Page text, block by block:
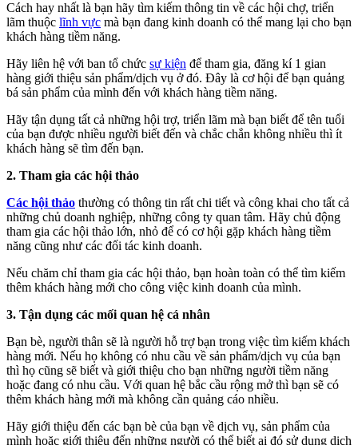
Cách hay nhất là bạn hãy tìm kiếm thông tin về các hội chợ, triển
lãm thuộc lĩnh vực mà bạn đang kinh doanh có thể mang lại cho bạn
khách hàng tiềm năng.
Hãy liên hệ với ban tổ chức sự kiện để tham gia, đăng kí 1 gian
hàng giới thiệu sản phẩm/dịch vụ ở đó. Đây là cơ hội để bạn quảng
bá sản phẩm của mình đến với khách hàng tiềm năng.
Hãy tận dụng tất cả những hội trợ, triển lãm mà bạn biết để tên tuổi
của bạn được nhiều người biết đến và chắc chắn không nhiều thì ít
khách hàng sẽ tìm đến bạn.
2. Tham gia các hội thảo
Các hội thảo thường có thông tin rất chi tiết và công khai cho tất cả
những chủ doanh nghiệp, những công ty quan tâm. Hãy chủ động
tham gia các hội thảo lớn, nhỏ để có cơ hội gặp khách hàng tiềm
năng cũng như các đối tác kinh doanh.
Nếu chăm chỉ tham gia các hội thảo, bạn hoàn toàn có thể tìm kiếm
thêm khách hàng mới cho công việc kinh doanh của mình.
3. Tận dụng các mối quan hệ cá nhân
Bạn bè, người thân sẽ là người hỗ trợ bạn trong việc tìm kiếm khách
hàng mới. Nếu họ không có nhu cầu về sản phẩm/dịch vụ của bạn
thì họ cũng sẽ biết và giới thiệu cho bạn những người tiềm năng
hoặc đang có nhu cầu. Với quan hệ bắc cầu rộng mở thì bạn sẽ có
thêm khách hàng mới mà không cần quảng cáo nhiều.
Hãy giới thiệu đến các bạn bè của bạn về dịch vụ, sản phẩm của
mình hoặc giới thiệu đến những người có thể biết ai đó sử dụng dịch